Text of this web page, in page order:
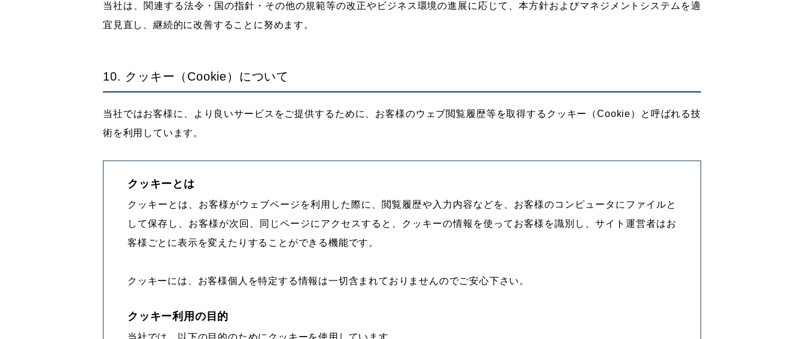
当社は、関連する法令・国の指針・その他の規範等の改正やビジネス環境の進展に応じて、本方針およびマネジメントシステムを適
宜見直し、継続的に改善することに努めます。
10. クッキー（Cookie）について
当社ではお客様に、より良いサービスをご提供するために、お客様のウェブ閲覧履歴等を取得するクッキー（Cookie）と呼ばれる技
術を利用しています。
クッキーとは
クッキーとは、お客様がウェブページを利用した際に、閲覧履歴や入力内容などを、お客様のコンピュータにファイルと
して保存し、お客様が次回、同じページにアクセスすると、クッキーの情報を使ってお客様を識別し、サイト運営者はお
客様ごとに表示を変えたりすることができる機能です。
クッキーには、お客様個人を特定する情報は一切含まれておりませんのでご安心下さい。
クッキー利用の目的
当社では、以下の目的のためにクッキーを使用しています。